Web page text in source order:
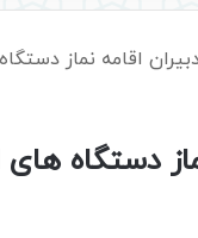
اقامه نماز
دستگاه